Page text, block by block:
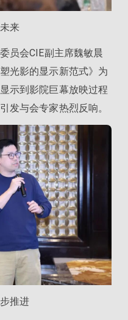
来
员会CIE副主席魏敏晨
光影的显示新范式》为
示到影院巨幕放映过程
发与会专家热烈反响。
推进